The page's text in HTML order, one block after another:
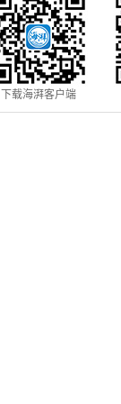
下载海湃客户端